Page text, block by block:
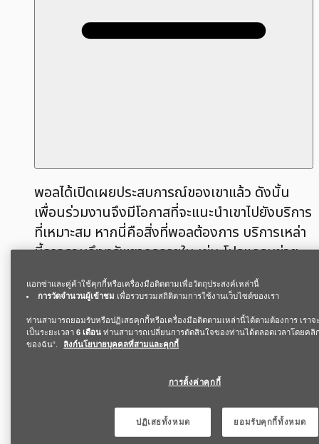
พอลได้เปิดเผยประสบการณ์ของเขาแล้ว ดังนั้น
เพื่อนร่วมงานจึงมีโอกาสที่จะแนะนำเขาไปยังบริการ
ที่เหมาะสม หากนี่คือสิ่งที่พอลต้องการ บริการเหล่า
นี้อาจรวมถึงทรัพยากรภายใน เช่น โปรแกรมช่วย
เหลือพนักงาน (Employee Assistance
Program) หรือฝ่ายทรัพยากรบุคคล (Human
Resources) ซึ่งสามารถช่วยพอลสำรวจตัวเลือกที่
มีอยู่ตามนโยบายของบริษัท เช่น การทำงานที่
ยืดหยุ่นหรือการลาเพื่อไปพบแพทย์หรือเข้าร่วมการ
นัดหมายทางกฎหมาย รวมถึงกฎหมายท้องถิ่นที่
เกี่ยวข้อง การแนะนำพอลไปยังการสนับสนุนจากผู้
เชี่ยวชาญภายนอกอาจเหมาะสมเช่นกัน เช่น การ
บริการเฉพาะทางสำหรับผู้ชาย หากมี หรือไปยังผู้
แอกซ่าและคู่ค้าใช้คุกกี้หรือเครื่องมือติดตามเพื่อวัตถุประสงค์เหล่านี้
การวัดจำนวนผู้เข้าชม เพื่อรวบรวมสถิติตามการใช้งานเว็บไซต์ของเรา
ท่านสามารถยอมรับหรือปฏิเสธคุกกี้หรือเครื่องมือติดตามเหล่านี้ได้ตามต้องการ เราจ
เป็นระยะเวลา6 เดือน ท่านสามารถเปลี่ยนการตัดสินใจของท่านได้ตลอดเวลาโดยคลิ
ของฉัน”.
ลิงก์นโยบายบุคคลที่สามและคุกกี้
การตั้งค่าคุกกี้
ปฏิเสธทั้งหมด ยอมรับคุกกี้ทั้งหมด